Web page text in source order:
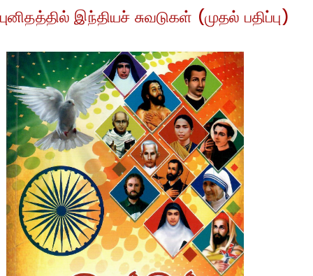
புனிதத்தில் இந்தியச் சுவடுகள் (முதல் பதிப்பு)